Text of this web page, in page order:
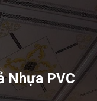
Nhựa PVC